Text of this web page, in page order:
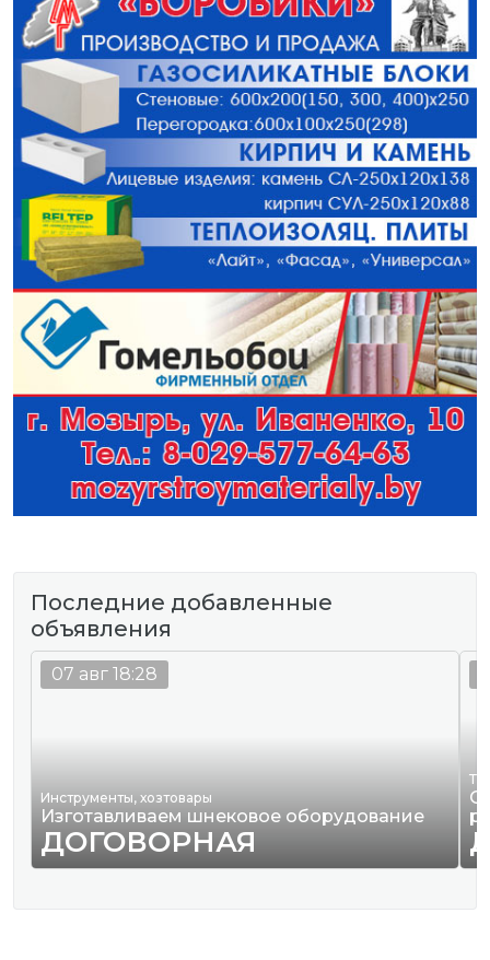
Последние добавленные
объявления
Инструменты, хозтовары
Изготавливаем шнековое оборудование
ДОГОВОРНАЯ
07 авг 18:28